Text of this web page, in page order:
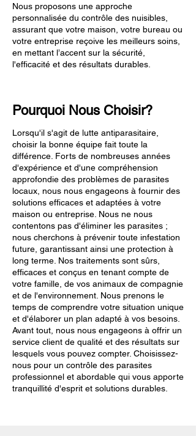
Nous proposons une approche
personnalisée du contrôle des nuisibles,
assurant que votre maison, votre bureau ou
votre entreprise reçoive les meilleurs soins,
en mettant l’accent sur la sécurité,
l'efficacité et des résultats durables.
Pourquoi Nous Choisir?
Lorsqu'il s'agit de lutte antiparasitaire,
choisir la bonne équipe fait toute la
différence. Forts de nombreuses années
d'expérience et d'une compréhension
approfondie des problèmes de parasites
locaux, nous nous engageons à fournir des
solutions efficaces et adaptées à votre
maison ou entreprise. Nous ne nous
contentons pas d'éliminer les parasites ;
nous cherchons à prévenir toute infestation
future, garantissant ainsi une protection à
long terme. Nos traitements sont sûrs,
efficaces et conçus en tenant compte de
votre famille, de vos animaux de compagnie
et de l'environnement. Nous prenons le
temps de comprendre votre situation unique
et d'élaborer un plan adapté à vos besoins.
Avant tout, nous nous engageons à offrir un
service client de qualité et des résultats sur
lesquels vous pouvez compter. Choisissez-
nous pour un contrôle des parasites
professionnel et abordable qui vous apporte
tranquillité d'esprit et solutions durables.